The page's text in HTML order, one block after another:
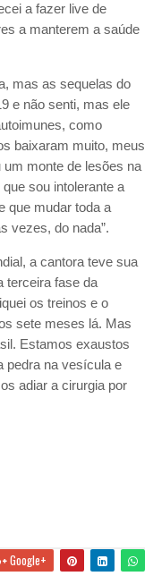
a fazer live de
a manterem a saúde
mas as sequelas do
e não senti, mas ele
como
baixaram muito, meus
monte de lesões na
sou intolerante a
que mudar toda a
vezes, do nada”.
a cantora teve sua
terceira fase da
os treinos e o
sete meses lá. Mas
Estamos exaustos
pedra na vesícula e
adiar a cirurgia por
Google+